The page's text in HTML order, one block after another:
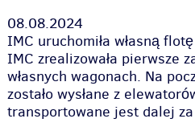
08.08.2024
IMC uruchomiła własną
IMC zrealizowała pierwsze
własnych wagonach. Na
zostało wysłane z
transportowane jest dalej